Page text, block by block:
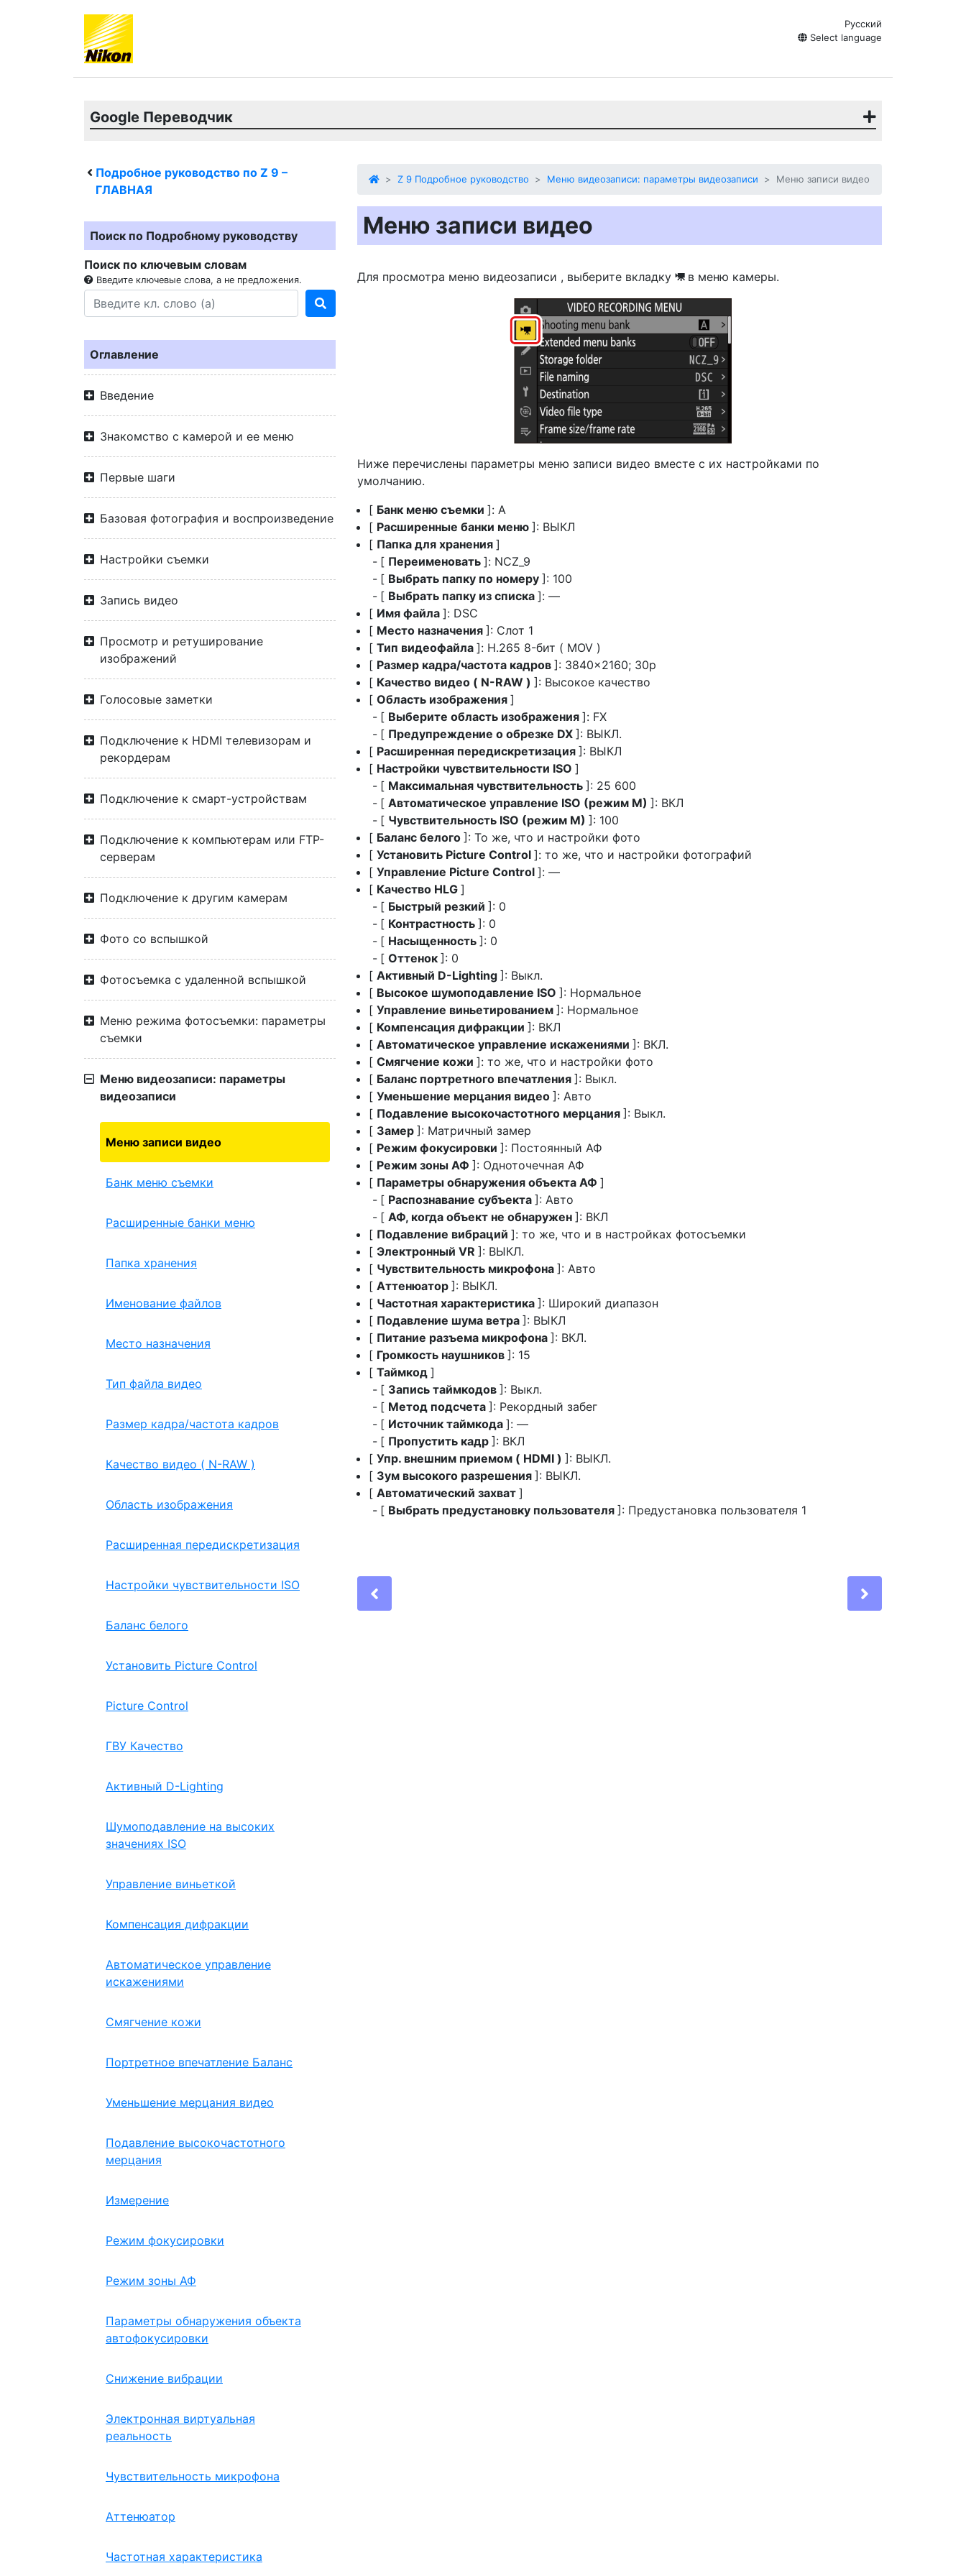
Русский
Select language
Google Переводчик
Подробное руководство по Z 9 –
ГЛАВНАЯ
Поиск по Подробному руководству
Поиск по ключевым словам
Введите ключевые слова, а не предложения.
Оглавление
Введение
Знакомство с камерой и ее меню
Первые шаги
Базовая фотография и воспроизведение
Настройки съемки
Запись видео
Просмотр и ретуширование
изображений
Голосовые заметки
Подключение к HDMI телевизорам и
рекордерам
Подключение к смарт-устройствам
Подключение к компьютерам или FTP-
серверам
Подключение к другим камерам
Фото со вспышкой
Фотосъемка с удаленной вспышкой
Меню режима фотосъемки: параметры
съемки
Меню видеозаписи: параметры
видеозаписи
Меню записи видео
Банк меню съемки
Расширенные банки меню
Папка хранения
Именование файлов
Место назначения
Тип файла видео
Размер кадра/частота кадров
Качество видео ( N-RAW )
Область изображения
Расширенная передискретизация
Настройки чувствительности ISO
Баланс белого
Установить Picture Control
Picture Control
ГВУ Качество
Активный D-Lighting
Шумоподавление на высоких
значениях ISO
Управление виньеткой
Компенсация дифракции
Автоматическое управление
искажениями
Смягчение кожи
Портретное впечатление Баланс
Уменьшение мерцания видео
Подавление высокочастотного
мерцания
Измерение
Режим фокусировки
Режим зоны АФ
Параметры обнаружения объекта
автофокусировки
Снижение вибрации
Электронная виртуальная
реальность
Чувствительность микрофона
Аттенюатор
Частотная характеристика
Z 9 Подробное руководство Меню видеозаписи: параметры видеозаписи Меню записи видео
Меню записи видео
Для просмотра меню видеозаписи , выберите вкладку 1 в меню камеры.
Ниже перечислены параметры меню записи видео вместе с их настройками по
умолчанию.
[ Банк меню съемки ]: A
[ Расширенные банки меню ]: ВЫКЛ
[ Папка для хранения ]
[ Переименовать ]: NCZ_9
[ Выбрать папку по номеру ]: 100
[ Выбрать папку из списка ]: —
[ Имя файла ]: DSC
[ Место назначения ]: Слот 1
[ Тип видеофайла ]: H.265 8-бит ( MOV )
[ Размер кадра/частота кадров ]: 3840×2160; 30p
[ Качество видео ( N-RAW ) ]: Высокое качество
[ Область изображения ]
[ Выберите область изображения ]: FX
[ Предупреждение о обрезке DX ]: ВЫКЛ.
[ Расширенная передискретизация ]: ВЫКЛ
[ Настройки чувствительности ISO ]
[ Максимальная чувствительность ]: 25 600
[ Автоматическое управление ISO (режим M) ]: ВКЛ
[ Чувствительность ISO (режим M) ]: 100
[ Баланс белого ]: То же, что и настройки фото
[ Установить Picture Control ]: то же, что и настройки фотографий
[ Управление Picture Control ]: —
[ Качество HLG ]
[ Быстрый резкий ]: 0
[ Контрастность ]: 0
[ Насыщенность ]: 0
[ Оттенок ]: 0
[ Активный D-Lighting ]: Выкл.
[ Высокое шумоподавление ISO ]: Нормальное
[ Управление виньетированием ]: Нормальное
[ Компенсация дифракции ]: ВКЛ
[ Автоматическое управление искажениями ]: ВКЛ.
[ Смягчение кожи ]: то же, что и настройки фото
[ Баланс портретного впечатления ]: Выкл.
[ Уменьшение мерцания видео ]: Авто
[ Подавление высокочастотного мерцания ]: Выкл.
[ Замер ]: Матричный замер
[ Режим фокусировки ]: Постоянный АФ
[ Режим зоны АФ ]: Одноточечная АФ
[ Параметры обнаружения объекта АФ ]
[ Распознавание субъекта ]: Авто
[ АФ, когда объект не обнаружен ]: ВКЛ
[ Подавление вибраций ]: то же, что и в настройках фотосъемки
[ Электронный VR ]: ВЫКЛ.
[ Чувствительность микрофона ]: Авто
[ Аттенюатор ]: ВЫКЛ.
[ Частотная характеристика ]: Широкий диапазон
[ Подавление шума ветра ]: ВЫКЛ
[ Питание разъема микрофона ]: ВКЛ.
[ Громкость наушников ]: 15
[ Таймкод ]
[ Запись таймкодов ]: Выкл.
[ Метод подсчета ]: Рекордный забег
[ Источник таймкода ]: —
[ Пропустить кадр ]: ВКЛ
[ Упр. внешним приемом ( HDMI ) ]: ВЫКЛ.
[ Зум высокого разрешения ]: ВЫКЛ.
[ Автоматический захват ]
[ Выбрать предустановку пользователя ]: Предустановка пользователя 1